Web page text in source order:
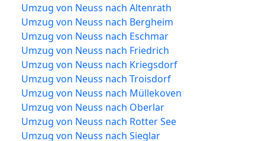
Umzug von Neuss nach Altenrath
Umzug von Neuss nach Bergheim
Umzug von Neuss nach Eschmar
Umzug von Neuss nach Friedrich
Umzug von Neuss nach Kriegsdorf
Umzug von Neuss nach Troisdorf
Umzug von Neuss nach Müllekoven
Umzug von Neuss nach Oberlar
Umzug von Neuss nach Rotter See
Umzug von Neuss nach Sieglar